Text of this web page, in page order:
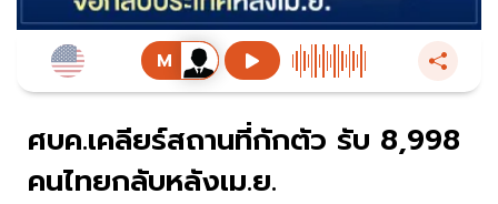
ศบค.เคลียร์สถานที่กักตัว รับ 8,998
คนไทยกลับหลังเม.ย.